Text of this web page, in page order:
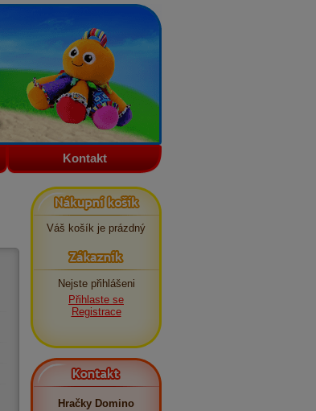
Kontakt
Nákupní košík
Váš košík je prázdný
Zákazník
Nejste přihlášeni
Přihlaste se
Registrace
Kontakt
Hračky Domino